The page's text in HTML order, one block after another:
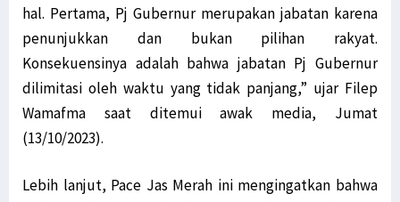
hal. Pertama, Pj Gubernur merupakan jabatan karena
penunjukkan dan bukan pilihan rakyat.
Konsekuensinya adalah bahwa jabatan Pj Gubernur
dilimitasi oleh waktu yang tidak panjang,” ujar Filep
Wamafma saat ditemui awak media, Jumat
(13/10/2023).
Lebih lanjut, Pace Jas Merah ini mengingatkan bahwa